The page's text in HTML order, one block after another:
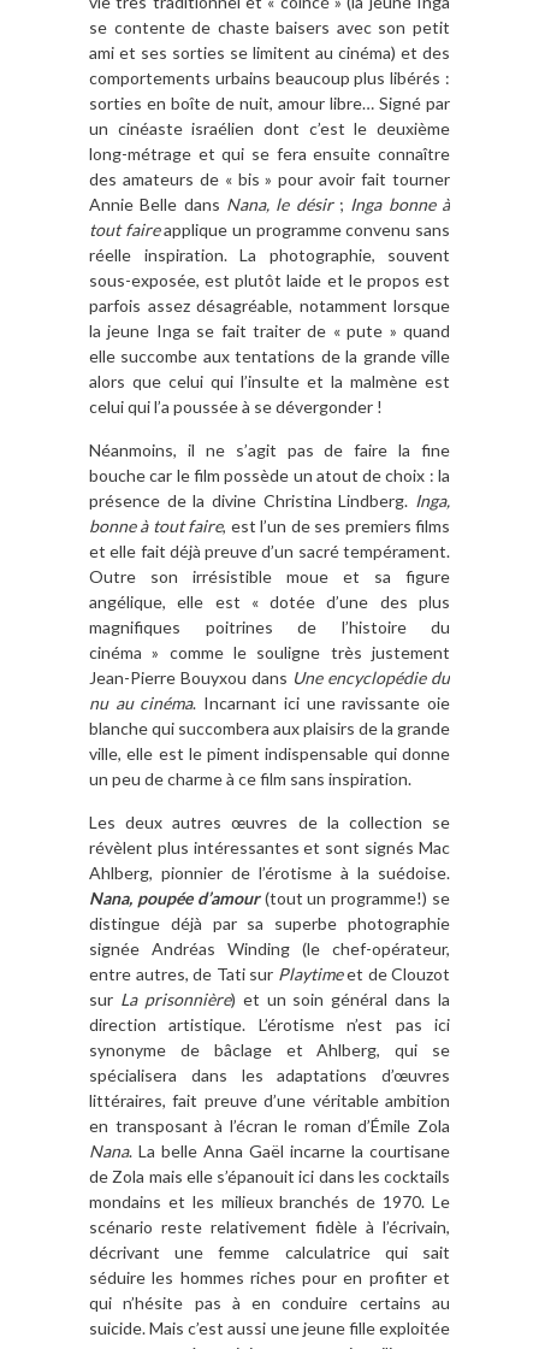
se contente de chaste baisers avec son petit
ami et ses sorties se limitent au cinéma) et des
comportements urbains beaucoup plus libérés :
sorties en boîte de nuit, amour libre… Signé par
un cinéaste israélien dont c’est le deuxième
long-métrage et qui se fera ensuite connaître
des amateurs de « bis » pour avoir fait tourner
Annie Belle dans Nana, le désir; Inga bonne à
tout faireapplique un programme convenu sans
réelle inspiration. La photographie, souvent
sous-exposée, est plutôt laide et le propos est
parfois assez désagréable, notamment lorsque
la jeune Inga se fait traiter de « pute » quand
elle succombe aux tentations de la grande ville
alors que celui qui l’insulte et la malmène est
celui qui l’a poussée à se dévergonder !
Néanmoins, il ne s’agit pas de faire la fine
bouche car le film possède un atout de choix : la
présence de la divine Christina Lindberg. Inga,
bonne à tout faire, est l’un de ses premiers films
et elle fait déjà preuve d’un sacré tempérament.
Outre son irrésistible moue et sa figure
angélique, elle est « dotée d’une des plus
magnifiques poitrines de l’histoire du
cinéma » comme le souligne très justement
Jean-Pierre Bouyxou dans Une encyclopédie du
nu au cinéma. Incarnant ici une ravissante oie
blanche qui succombera aux plaisirs de la grande
ville, elle est le piment indispensable qui donne
un peu de charme à ce film sans inspiration.
Les deux autres œuvres de la collection se
révèlent plus intéressantes et sont signés Mac
Ahlberg, pionnier de l’érotisme à la suédoise.
Nana, poupée d’amour(tout un programme!) se
distingue déjà par sa superbe photographie
signée Andréas Winding (le chef-opérateur,
entre autres, de Tati sur Playtimeet de Clouzot
sur La prisonnière) et un soin général dans la
direction artistique. L’érotisme n’est pas ici
synonyme de bâclage et Ahlberg, qui se
spécialisera dans les adaptations d’œuvres
littéraires, fait preuve d’une véritable ambition
en transposant à l’écran le roman d’Émile Zola
Nana. La belle Anna Gaël incarne la courtisane
de Zola mais elle s’épanouit ici dans les cocktails
mondains et les milieux branchés de 1970. Le
scénario reste relativement fidèle à l’écrivain,
décrivant une femme calculatrice qui sait
séduire les hommes riches pour en profiter et
qui n’hésite pas à en conduire certains au
suicide. Mais c’est aussi une jeune fille exploitée